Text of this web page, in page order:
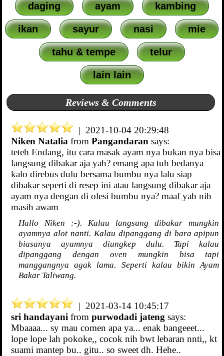
daging ayam kambing
ikan sayur nasi mie
tahu & tempe telur
lain lain
Reviews & Comments
| 2021-10-04 20:29:48
Niken Natalia from Pangandaran says:
teteh Endang, itu cara masak ayam nya bukan nya bisa
langsung dibakar aja yah? emang apa tuh bedanya
kalo direbus dulu bersama bumbu nya lalu siap
dibakar seperti di resep ini atau langsung dibakar aja
ayam nya dengan di olesi bumbu nya? maaf yah nih
masih awam
Hallo Niken :-). Kalau langsung dibakar mungkin
ayamnya alot nanti. Kalau dipanggang di bara apipun
biasanya ayamnya diungkep dulu. Tapi kalau
dipanggang dengan oven mungkin bisa tapi
manggangnya agak lama. Seperti kalau bikin Ayam
Bakar Taliwang.
| 2021-03-14 10:45:17
sri handayani from purwodadi jateng says:
Mbaaaa... sy mau comen apa ya... enak bangeeet...
lope lope lah pokoke,, cocok nih bwt lebaran nnti,, kt
suami mantep bu.. gitu.. so sweet dh. Hehe..